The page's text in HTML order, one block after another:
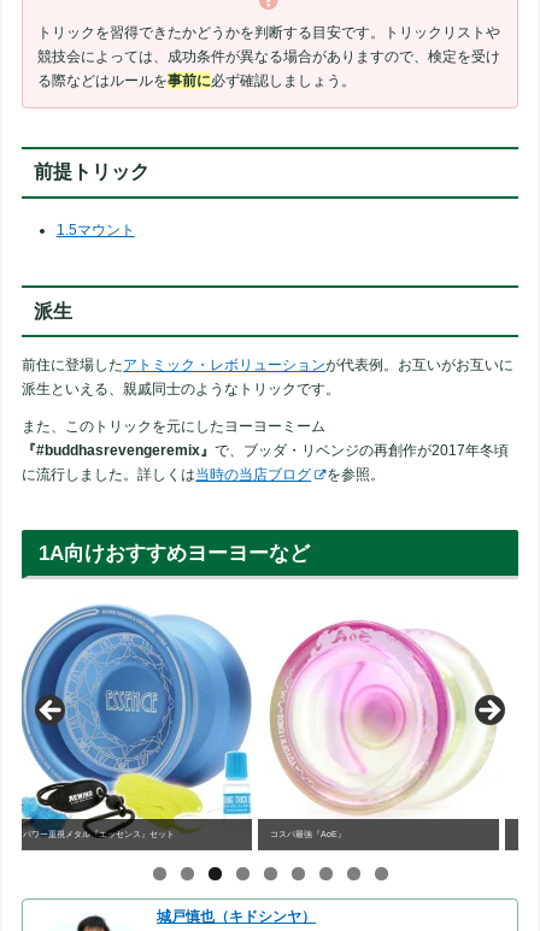
トリックを習得できたかどうかを判断する目安です。トリックリストや
競技会によっては、成功条件が異なる場合がありますので、検定を受け
る際などはルールを事前に必ず確認しましょう。
前提トリック
1.5マウント
派生
前住に登場したアトミック・レボリューションが代表例。お互いがお互いに
派生といえる、親戚同士のようなトリックです。
また、このトリックを元にしたヨーヨーミーム
『#buddhasrevengeremix』で、ブッダ・リベンジの再創作が2017年冬頃
に流行しました。詳しくは当時の当店ブログ を参照。
1A向けおすすめヨーヨーなど
コスパ最強『AoE』 プラスチックヨーヨー最高峰『スピーダホリックXX』
城戸慎也（キドシンヤ）